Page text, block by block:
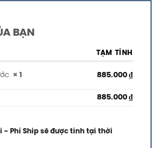
BẠN
TẠM TÍNH
× 1 885.000 ₫
885.000 ₫
- Phí Ship sẽ được tính tại thời